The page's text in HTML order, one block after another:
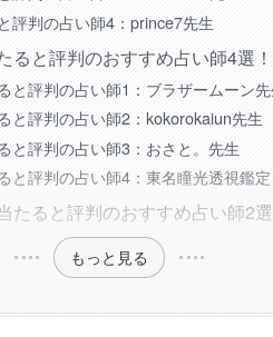
評判の占い師4：prince7先生
ると評判のおすすめ占い師4選！
と評判の占い師1：ブラザームーン
と評判の占い師2：kokorokaiun先生
と評判の占い師3：おさと。先生
と評判の占い師4：東名瞳光透視鑑
たると評判のおすすめ占い師2選
もっと見る